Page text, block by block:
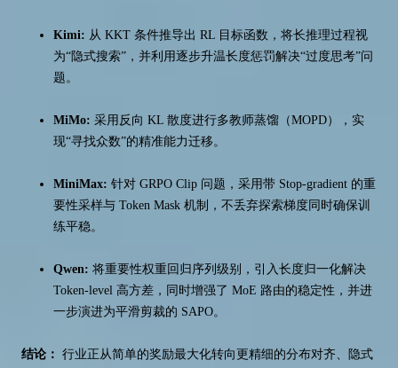
Kimi: 从 KKT 条件推导出 RL 目标函数，将长推理过程视
为“隐式搜索”，并利用逐步升温长度惩罚解决“过度思考”问
题。
MiMo: 采用反向 KL 散度进行多教师蒸馏（MOPD），实
现“寻找众数”的精准能力迁移。
MiniMax: 针对 GRPO Clip 问题，采用带 Stop-gradient 的重
要性采样与 Token Mask 机制，不丢弃探索梯度同时确保训
练平稳。
Qwen: 将重要性权重回归序列级别，引入长度归一化解决
Token-level 高方差，同时增强了 MoE 路由的稳定性，并进
一步演进为平滑剪裁的 SAPO。
结论： 行业正从简单的奖励最大化转向更精细的分布对齐、隐式